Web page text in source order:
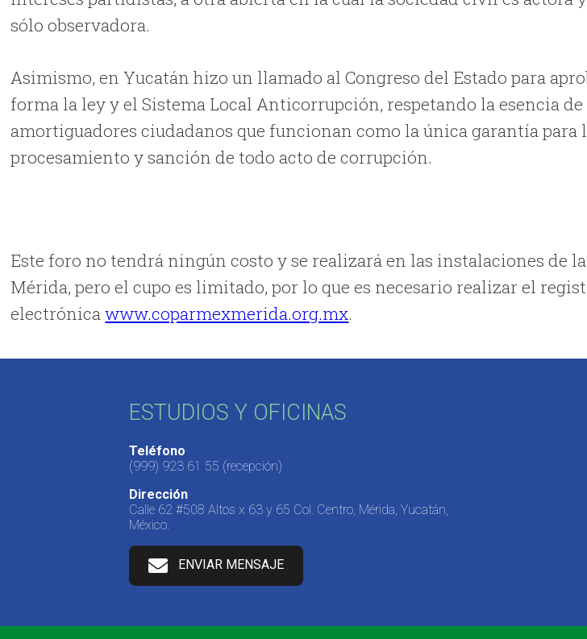
sólo observadora.
Asimismo, en Yucatán hizo un llamado al Congreso del Estado para
forma la ley y el Sistema Local Anticorrupción, respetando la esencia
amortiguadores ciudadanos que funcionan como la única garantía para
procesamiento y sanción de todo acto de corrupción.
Este foro no tendrá ningún costo y se realizará en las instalaciones de la
Mérida, pero el cupo es limitado, por lo que es necesario realizar el
electrónicawww.coparmexmerida.org.mx.
ESTUDIOS Y OFICINAS
Teléfono
(999) 923 61 55 (recepción)
Dirección
Calle 62 #508 Altos x 63 y 65 Col. Centro, Mérida, Yucatán,
México.
ENVIAR MENSAJE